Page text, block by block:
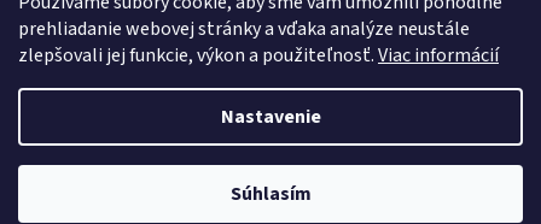
prehliadanie webovej stránky a vďaka analýze neustále
zlepšovali jej funkcie, výkon a použiteľnosť.Viac informácií
Nastavenie
Súhlasím
Vytvoril Shoptet
Hexim.sk. Všetky práva vyhradené.